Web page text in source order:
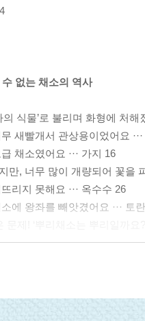
없는 채소의 역사
식물’로 불리며 화형에 처해
새빨개서 관상용이었어요
채소였어요 ··· 가지 16
만, 너무 많이 개량되어 꽃을
리지 못해요 ··· 옥수수 26
에 왕좌를 빼앗겼어요 ··· 토
를 칭찬하는 말이었대요 ···
쉽게 뽑을 수 있어요 ··· 순무